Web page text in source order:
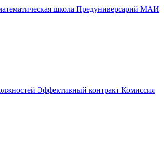
школа Предуниверсарий МАИ
Эффективный контракт Комиссия